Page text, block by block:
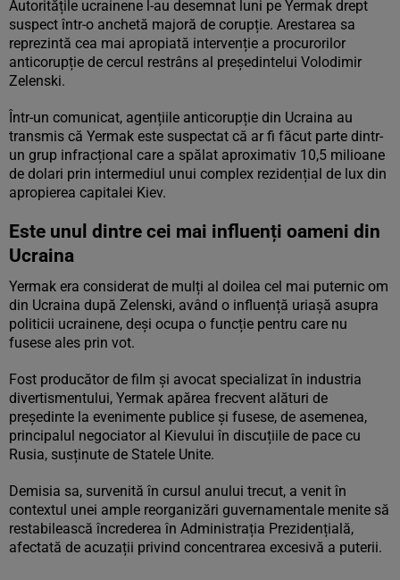
Autoritățile ucrainene l-au desemnat luni pe Yermak drept
suspect într-o anchetă majoră de corupție. Arestarea sa
reprezintă cea mai apropiată intervenție a procurorilor
anticorupție de cercul restrâns al președintelui Volodimir
Zelenski.
Într-un comunicat, agențiile anticorupție din Ucraina au
transmis că Yermak este suspectat că ar fi făcut parte dintr-
un grup infracțional care a spălat aproximativ 10,5 milioane
de dolari prin intermediul unui complex rezidențial de lux din
apropierea capitalei Kiev.
Este unul dintre cei mai influenți oameni din
Ucraina
Yermak era considerat de mulți al doilea cel mai puternic om
din Ucraina după Zelenski, având o influență uriașă asupra
politicii ucrainene, deși ocupa o funcție pentru care nu
fusese ales prin vot.
Fost producător de film și avocat specializat în industria
divertismentului, Yermak apărea frecvent alături de
președinte la evenimente publice și fusese, de asemenea,
principalul negociator al Kievului în discuțiile de pace cu
Rusia, susținute de Statele Unite.
Demisia sa, survenită în cursul anului trecut, a venit în
contextul unei ample reorganizări guvernamentale menite să
restabilească încrederea în Administrația Prezidențială,
afectată de acuzații privind concentrarea excesivă a puterii.